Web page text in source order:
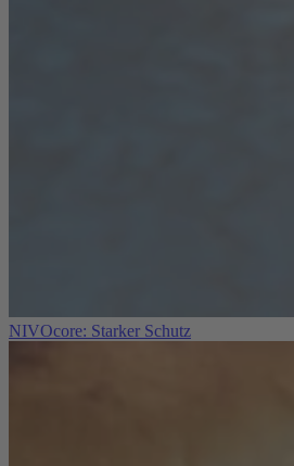
NIVOcore: Starker Schutz